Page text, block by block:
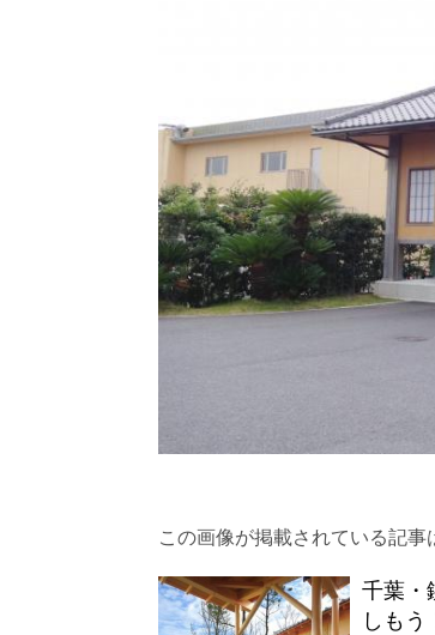
この画像が掲載されている記事
千葉・
しもう